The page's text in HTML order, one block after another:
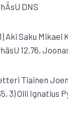
DNS
Aki Saku Mikael
12,76,
Tiainen
3) Olli Ignatius